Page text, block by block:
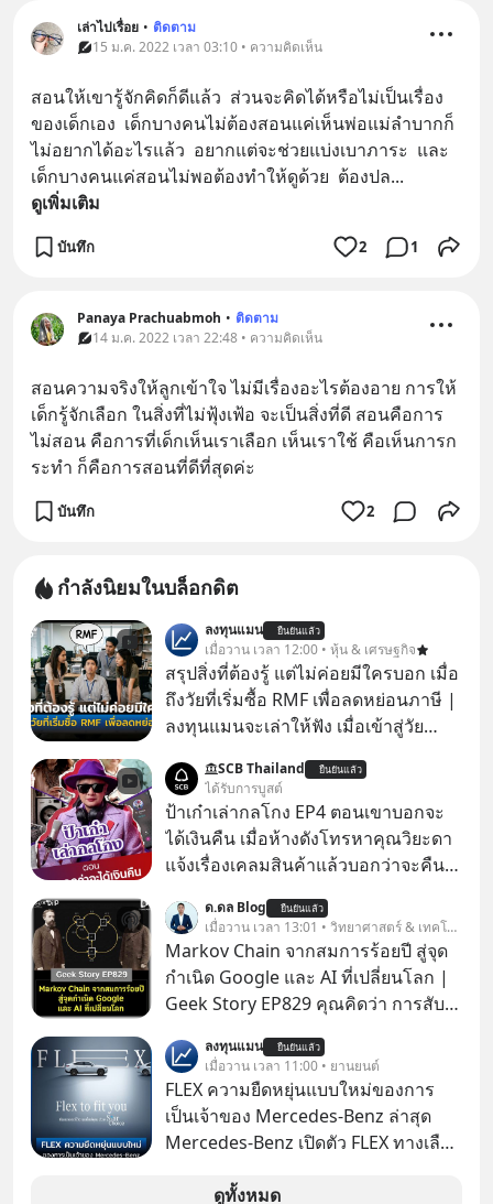
เล่าไปเรื่อย • ติดตาม
15 ม.ค. 2022 เวลา 03:10 • ความคิดเห็น
สอนให้เขารู้จักคิดก็ดีแล้ว  ส่วนจะคิดได้หรือไม่เป็นเรื่อง
ของเด็กเอง  เด็กบางคนไม่ต้องสอนแค่เห็นพ่อแม่ลำบากก็
ไม่อยากได้อะไรแล้ว  อยากแต่จะช่วยแบ่งเบาภาระ  และ
เด็กบางคนแค่สอนไม่พอต้องทำให้ดูด้วย  ต้องปล...
ดูเพิ่มเติม
บันทึก 2 1
Panaya Prachuabmoh • ติดตาม
14 ม.ค. 2022 เวลา 22:48 • ความคิดเห็น
สอนความจริงให้ลูกเข้าใจ ไม่มีเรื่องอะไรต้องอาย การให้
เด็กรู้จักเลือก ในสิ่งที่ไม่ฟุ้งเฟ้อ จะเป็นสิ่งที่ดี สอนคือการ
ไม่สอน คือการที่เด็กเห็นเราเลือก เห็นเราใช้ คือเห็นการก
ระทำ ก็คือการสอนที่ดีที่สุดค่ะ
บันทึก 2
กำลังนิยมในบล็อกดิต
ลงทุนแมน ยืนยันแล้ว
เมื่อวาน เวลา 12:00 • หุ้น & เศรษฐกิจ
สรุปสิ่งที่ต้องรู้ แต่ไม่ค่อยมีใครบอก เมื่อ
ถึงวัยที่เริ่มซื้อ RMF เพื่อลดหย่อนภาษี |
ลงทุนแมนจะเล่าให้ฟัง เมื่อเข้าสู่วัย
ภาษี หลายคนมักได้รับคำแนะนำให้
ลงทุนใน RMF เพราะนอกจากจะช่วยลด
หย่อนภาษีได้แล้ว ยังเป็นโอกาสในการ
สร้างความมั่งคั่งระยะยาว แต่น้อยคน
อะไรบ้าง ควรดู ตรงไหน ทำอย่างไร ถึง
จะดีกับเรา แล้วเราควรรู้ข้อมูลอะไร
เกี่ยวกับ RMF บ้าง เพื่อให้นำไปใช้ต่อได้
จริง ๆ ลงทุนแมนจะเล่าให้ฟัง
SCB Thailand ยืนยันแล้ว
ได้รับการบูสต์
ป้าเก๋าเล่ากลโกง EP4 ตอนเขาบอกจะ
ได้เงินคืน เมื่อห้างดังโทรหาคุณวิยะดา
แจ้งเรื่องเคลมสินค้าแล้วบอกว่าจะคืน
เรื่องจ้อจี้ หาคำตอบได้ที่ “ป้าเก๋าเล่ากล
โกง” EP4 ตอน “เขาบอกว่าจะได้เงิน
คืน” #ป้าเก๋าเล่ากลโกง #แก้เกมกลโกง
#อยู่อย่างยั่งยืน #Cybersecurity #เตือน
ด.ดล Blog ยืนยันแล้ว
เมื่อวาน เวลา 13:01 • วิทยาศาสตร์ & เทคโนโลยี
Markov Chain จากสมการร้อยปี สู่จุด
กำเนิด Google และ AI ที่เปลี่ยนโลก |
Geek Story EP829 คุณคิดว่า การสับ
นิวเคลียร์ อัลกอริทึมของ Google ที่ใช้
โค่นล้มแชมป์เก่าอย่าง Yahoo และ
ความฉลาดของ AI ในปัจจุบัน มีอะไรที่
เหมือนกัน? เชื่อหรือไม่ว่า สิ่งเปลี่ยนโลก
ทะเลาะกัน” ของนักคณิตศาสตร์ชาว
ลงทุนแมน ยืนยันแล้ว
เมื่อวาน เวลา 11:00 • ยานยนต์
FLEX ความยืดหยุ่นแบบใหม่ของการ
เป็นเจ้าของ Mercedes-Benz ล่าสุด
Mercedes-Benz เปิดตัว FLEX ทางเลือก
“Flex to Fit You ยืดได้ตามสไตล์คุณ
ดูทั้งหมด